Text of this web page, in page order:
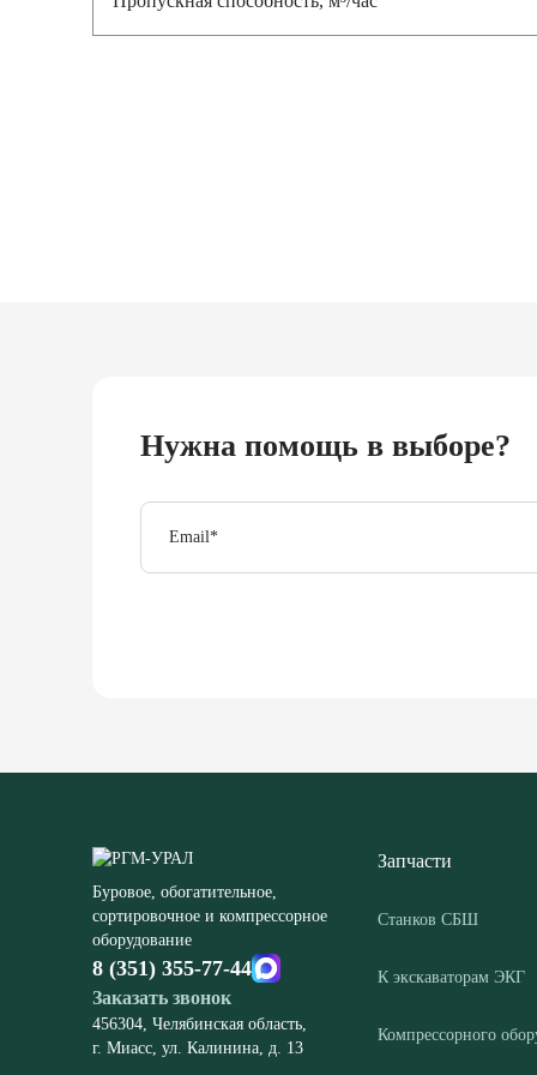
Нужна помощь в выборе?
Email*
Буровое, обогатительное,
сортировочное и компрессорное
оборудование
8 (351) 355-77-44
Заказать звонок
456304, Челябинская область,
г. Миасс, ул. Калинина, д. 13
Запчасти
Станков СБШ
К экскаваторам ЭКГ
Компрессорного